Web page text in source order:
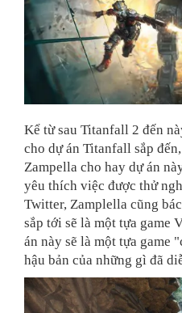
Kể từ sau Titanfall 2 đến
cho dự án Titanfall sắp
Zampella cho hay dự án
yêu thích việc được thử
Twitter, Zamplella cũng
sắp tới sẽ là một tựa game
án này sẽ là một tựa game
hậu bản của những gì đã